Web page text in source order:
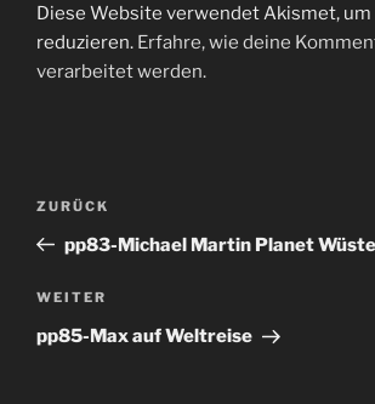
Diese Website verwendet Akismet, um
reduzieren. Erfahre, wie deine
verarbeitet werden.
Beitragsnavigation
Vorheriger
Beitrag
ZURÜCK
pp83-Michael Martin Planet Wüste
Nächster
Beitrag
WEITER
pp85-Max auf Weltreise